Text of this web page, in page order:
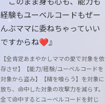
経験もユーベルコードもぜー
んぶママに委ねちゃっていい
ですからね❤』
【全肯定あまやかしママの愛で対象を依
存させ】【能力/経験/ユーベルコードを
対象から盗み】【精を喰らう】を対象に
放ち、命中した対象の攻撃力を減らす。
全て命中するとユーベルコードを封じ